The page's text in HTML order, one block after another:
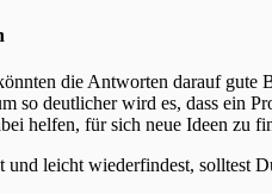
die Antworten darauf gute
so deutlicher wird es, dass ein
helfen, für sich neue Ideen zu
leicht wiederfindest, solltest